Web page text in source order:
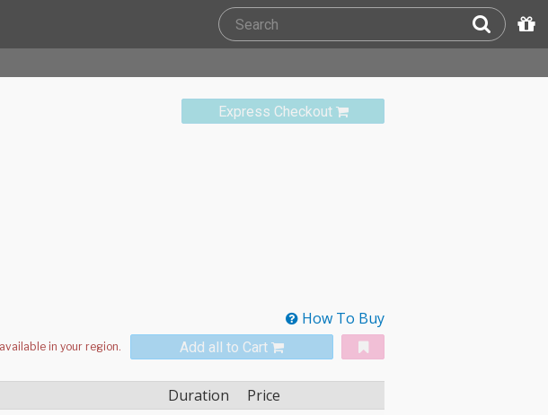
Express Checkout
How To Buy
Add all to Cart
Duration Price